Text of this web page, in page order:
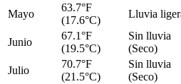
Mayo
63.7°F
(17.6°C)
Lluvia
Junio
67.1°F
(19.5°C)
Sin lluvia
(Seco)
Julio
70.7°F
(21.5°C)
Sin lluvia
(Seco)